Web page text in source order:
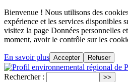
Bienvenue ! Nous utilisons des
expérience et les services disponibles
visitez la page Données personnelles
moment, avoir le contrôle sur les
En savoir plus Accepter Refuser
Rechercher :